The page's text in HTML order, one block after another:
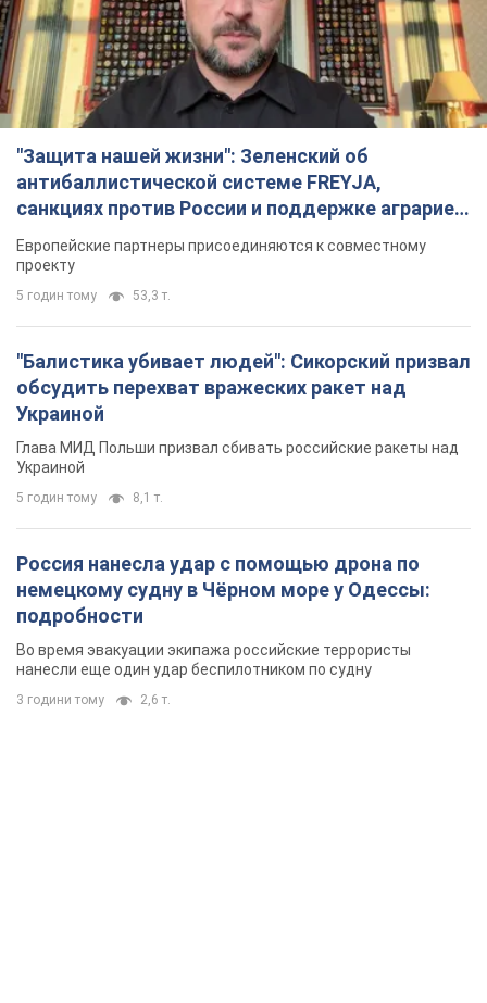
"Защита нашей жизни": Зеленский об
антибаллистической системе FREYJA,
санкциях против России и поддержке аграриев.
Видео
Европейские партнеры присоединяются к совместному
проекту
5 годин тому 53,3 т.
"Балистика убивает людей": Сикорский призвал
обсудить перехват вражеских ракет над
Украиной
Глава МИД Польши призвал сбивать российские ракеты над
Украиной
5 годин тому 8,1 т.
Россия нанесла удар с помощью дрона по
немецкому судну в Чёрном море у Одессы:
подробности
Во время эвакуации экипажа российские террористы
нанесли еще один удар беспилотником по судну
3 години тому 2,6 т.